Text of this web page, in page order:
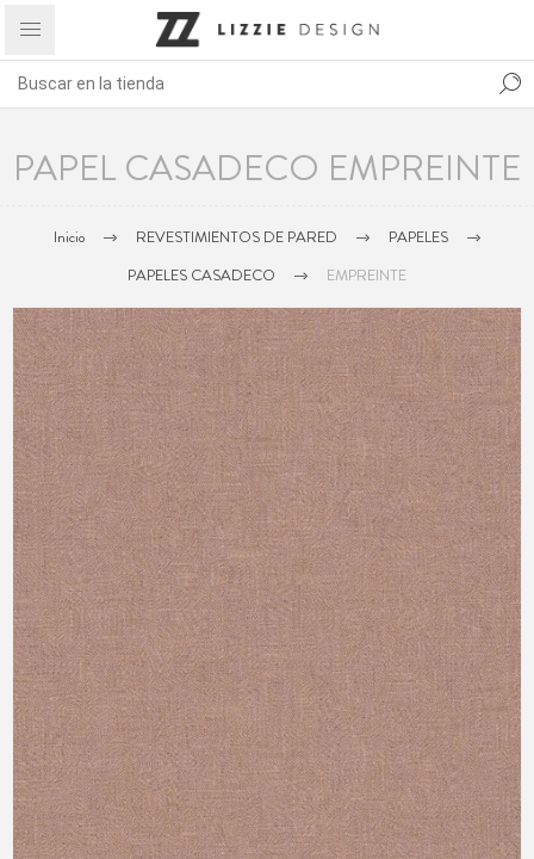
PAPEL CASADECO EMPREINTE
Inicio REVESTIMIENTOS DE PARED
PAPELES
PAPELES CASADECO
EMPREINTE